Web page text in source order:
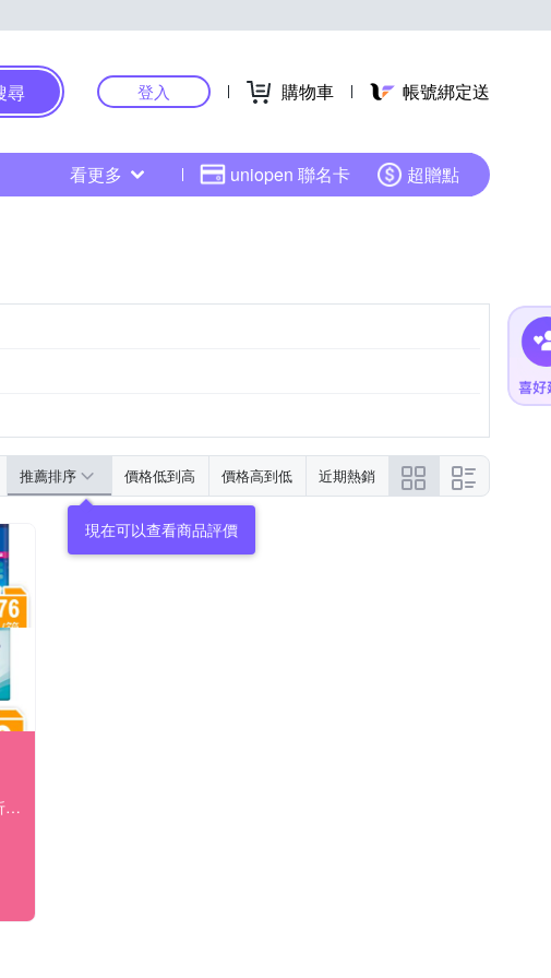
尋 登入 購物車 帳號綁定送
看更多 uniopen 聯名卡 超贈點
推薦排序 價格低到高 價格高到低 近期熱銷
現在可以查看商品評價
包大人x添寧 滿額最高折330